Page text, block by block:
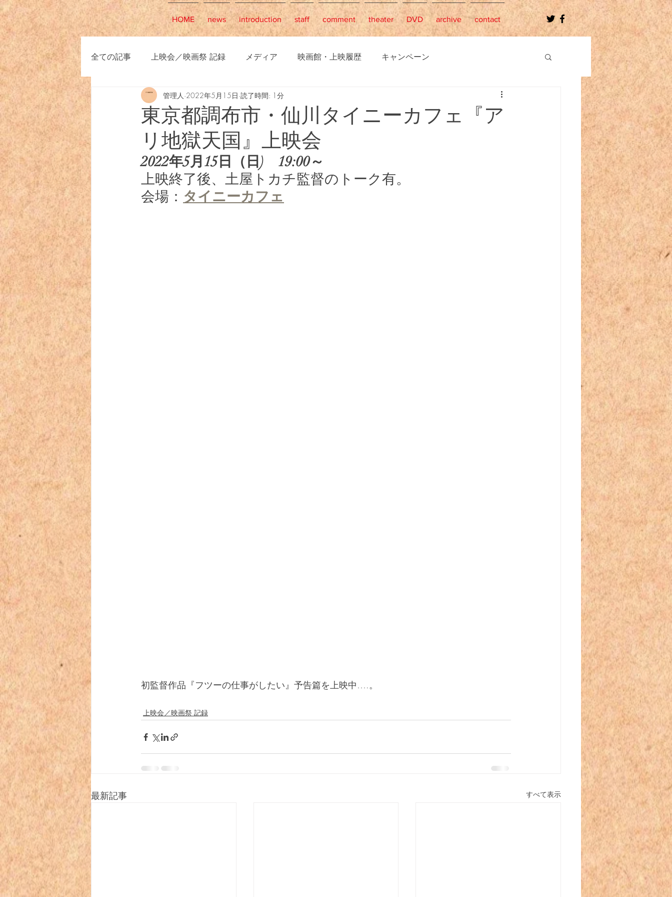
HOME news introduction staff comment theater DVD archive contact
全ての記事 上映会／映画祭 記録 メディア 映画館・上映履歴 キャンペーン
東京都調布市・仙川タイニーカフェ『ア
リ地獄天国』上映会
管理人 2022年5月15日 読了時間: 1分
2022年5月15日（日)　19:00～
上映終了後、土屋トカチ監督のトーク有。
会場： タイニーカフェ
初監督作品『フツーの仕事がしたい』予告篇を上映中….。
上映会／映画祭 記録
最新記事 すべて表示